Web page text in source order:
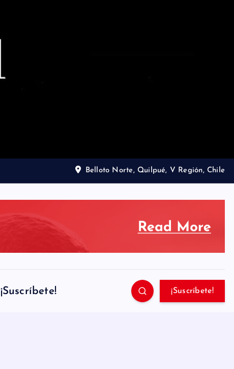
Belloto Norte, Quilpué, V Región, Chile
¡Suscríbete! ¡Suscríbete!